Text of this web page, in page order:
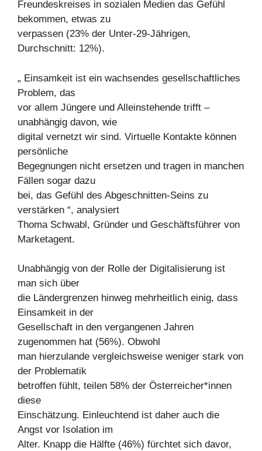
Freundeskreises in sozialen Medien das Gefühl
bekommen, etwas zu
verpassen (23% der Unter-29-Jährigen,
Durchschnitt: 12%).
„ Einsamkeit ist ein wachsendes gesellschaftliches
Problem, das
vor allem Jüngere und Alleinstehende trifft –
unabhängig davon, wie
digital vernetzt wir sind. Virtuelle Kontakte können
persönliche
Begegnungen nicht ersetzen und tragen in manchen
Fällen sogar dazu
bei, das Gefühl des Abgeschnitten-Seins zu
verstärken “, analysiert
Thoma Schwabl, Gründer und Geschäftsführer von
Marketagent.
Unabhängig von der Rolle der Digitalisierung ist
man sich über
die Ländergrenzen hinweg mehrheitlich einig, dass
Einsamkeit in der
Gesellschaft in den vergangenen Jahren
zugenommen hat (56%). Obwohl
man hierzulande vergleichsweise weniger stark von
der Problematik
betroffen fühlt, teilen 58% der Österreicher*innen
diese
Einschätzung. Einleuchtend ist daher auch die
Angst vor Isolation im
Alter. Knapp die Hälfte (46%) fürchtet sich davor,